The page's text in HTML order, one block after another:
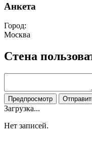
Анкета
Город:
Москва
Стена
Предпросмотр
Загрузка...
Нет записей.